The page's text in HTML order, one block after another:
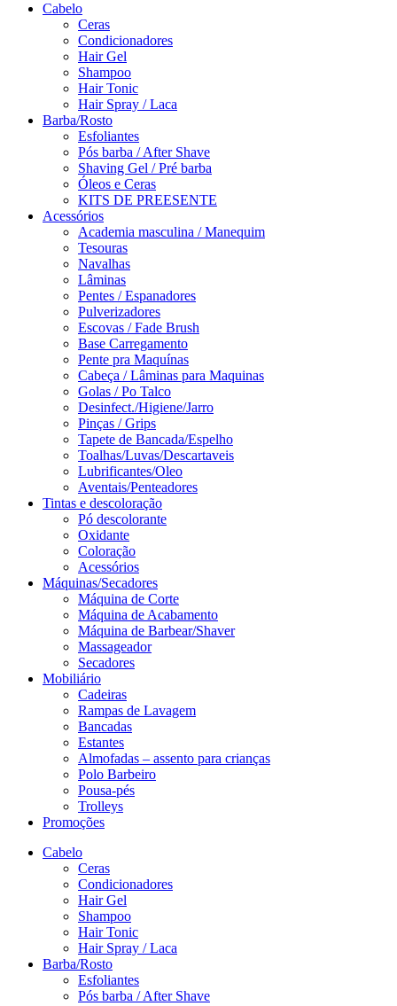
Cabelo
Ceras
Condicionadores
Hair Gel
Shampoo
Hair Tonic
Hair Spray / Laca
Barba/Rosto
Esfoliantes
Pós barba / After Shave
Shaving Gel / Pré barba
Óleos e Ceras
KITS DE PREESENTE
Acessórios
Academia masculina / Manequim
Tesouras
Navalhas
Lâminas
Pentes / Espanadores
Pulverizadores
Escovas / Fade Brush
Base Carregamento
Pente pra Maquínas
Cabeça / Lâminas para Maquinas
Golas / Po Talco
Desinfect./Higiene/Jarro
Pinças / Grips
Tapete de Bancada/Espelho
Toalhas/Luvas/Descartaveis
Lubrificantes/Oleo
Aventais/Penteadores
Tintas e descoloração
Pó descolorante
Oxidante
Coloração
Acessórios
Máquinas/Secadores
Máquina de Corte
Máquina de Acabamento
Máquina de Barbear/Shaver
Massageador
Secadores
Mobiliário
Cadeiras
Rampas de Lavagem
Bancadas
Estantes
Almofadas – assento para crianças
Polo Barbeiro
Pousa-pés
Trolleys
Promoções
Cabelo
Ceras
Condicionadores
Hair Gel
Shampoo
Hair Tonic
Hair Spray / Laca
Barba/Rosto
Esfoliantes
Pós barba / After Shave